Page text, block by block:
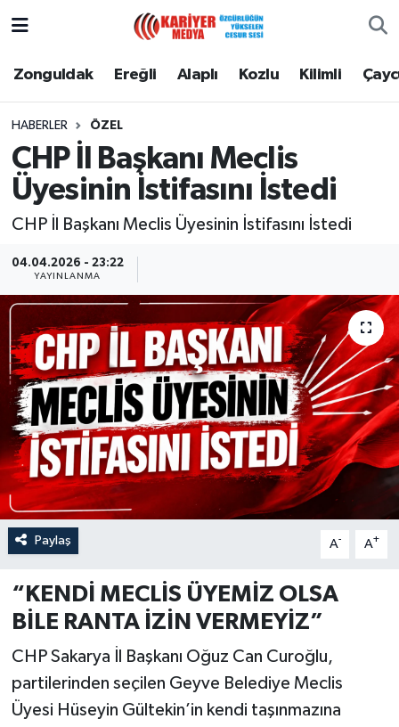
Zonguldak Ereğli Alaplı Kozlu Kilimli
HABERLER ÖZEL
CHP İl Başkanı Meclis
Üyesinin İstifasını İstedi
CHP İl Başkanı Meclis Üyesinin İstifasını İstedi
04.04.2026 - 23:22
YAYINLANMA
Paylaş A- A+
“KENDİ MECLİS ÜYEMİZ OLSA
BİLE RANTA İZİN VERMEYİZ”
CHP Sakarya İl Başkanı Oğuz Can Curoğlu,
partilerinden seçilen Geyve Belediye Meclis
Üyesi Hüseyin Gültekin’in kendi taşınmazına
Zonguldak
Alaplı
Kozlu
Çaycuma
Gökçebey
Devrek
Özel
Mesaj
Dergim
Zonguldak Nöbetçi Eczaneler
Zonguldak Namaz Vakitleri
Zonguldak Trafik Yoğunluk Haritası
Tüm Manşetler
Son Dakika Haberleri
Haber Arşivi